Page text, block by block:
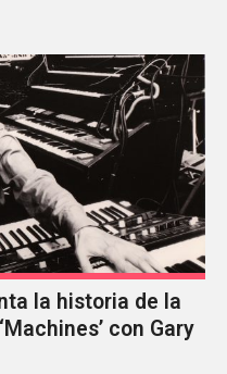
la historia de la
con Gary